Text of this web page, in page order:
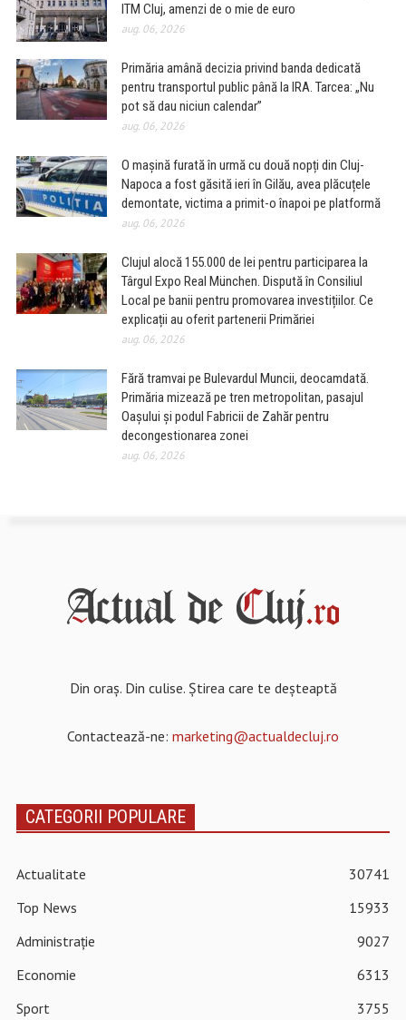
ITM Cluj, amenzi de o mie de euro
aug. 06, 2026
Primăria amână decizia privind banda dedicată
pentru transportul public până la IRA. Tarcea: „Nu
pot să dau niciun calendar”
aug. 06, 2026
O mașină furată în urmă cu două nopți din Cluj-
Napoca a fost găsită ieri în Gilău, avea plăcuțele
demontate, victima a primit-o înapoi pe platformă
aug. 06, 2026
Clujul alocă 155.000 de lei pentru participarea la
Târgul Expo Real München. Dispută în Consiliul
Local pe banii pentru promovarea investițiilor. Ce
explicații au oferit partenerii Primăriei
aug. 06, 2026
Fără tramvai pe Bulevardul Muncii, deocamdată.
Primăria mizează pe tren metropolitan, pasajul
Oașului și podul Fabricii de Zahăr pentru
decongestionarea zonei
aug. 06, 2026
Din oraș. Din culise. Știrea care te deșteaptă
Contactează-ne: marketing@actualdecluj.ro
CATEGORII POPULARE
Actualitate
30741
Top News
15933
Administrație
9027
Economie
6313
Sport
3755